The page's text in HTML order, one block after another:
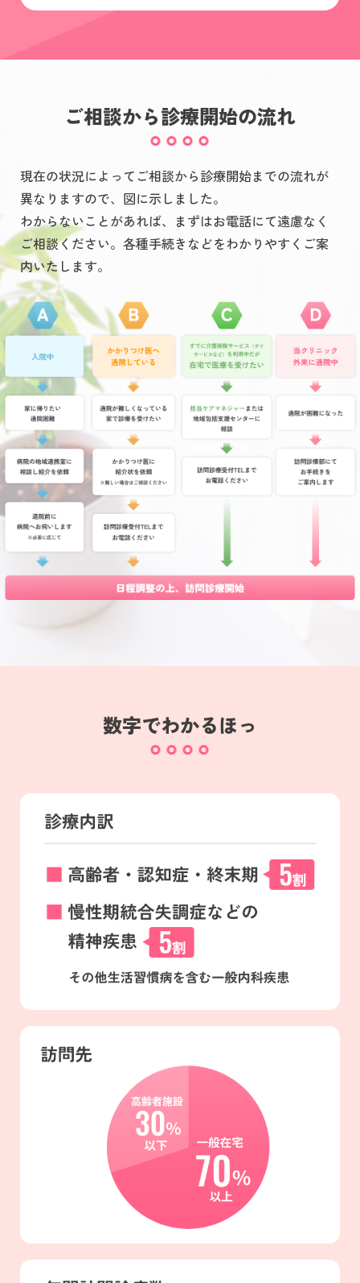
ご相談から診療開始の流れ
現在の状況によってご相談から診療開始までの流れが
異なりますので、図に示しました。
わからないことがあれば、まずはお電話にて遠慮なく
ご相談ください。各種手続きなどをわかりやすくご案
内いたします。
数字でわかるほっ